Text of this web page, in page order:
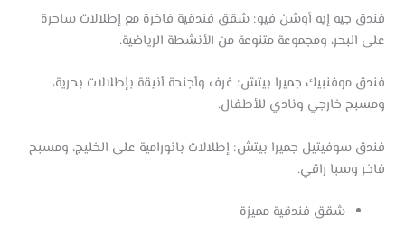
فندق جيه إيه أوشن فيو: شقق فندقية فاخرة مع إطلالات ساحرة
على البحر، ومجموعة متنوعة من الأنشطة الرياضية.
فندق موفنبيك جميرا بيتش: غرف وأجنحة أنيقة بإطلالات بحرية،
ومسبح خارجي ونادي للأطفال.
فندق سوفيتيل جميرا بيتش: إطلالات بانورامية على الخليج، ومسبح
فاخر وسبا راقي.
شقق فندقية مميزة